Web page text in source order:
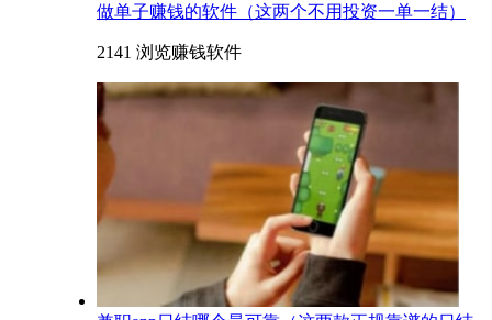
​做单子赚钱的软件（这两个不用投资一单一结）
2141 浏览赚钱软件